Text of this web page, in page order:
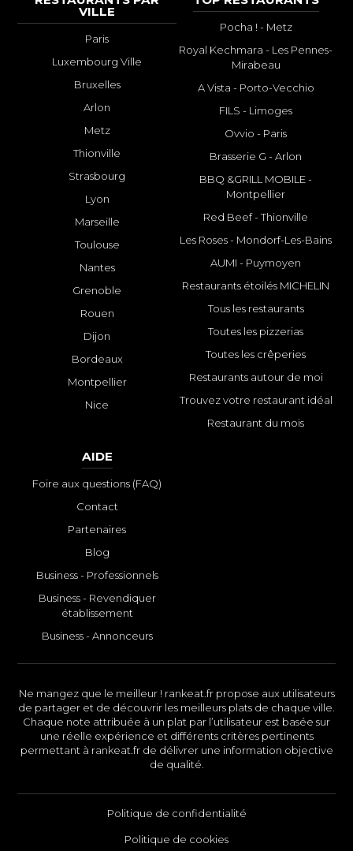
VILLE
Paris
Luxembourg Ville
Bruxelles
Arlon
Metz
Thionville
Strasbourg
Lyon
Marseille
Toulouse
Nantes
Grenoble
Rouen
Dijon
Bordeaux
Montpellier
Nice
Pocha ! - Metz
Royal Kechmara - Les Pennes-
Mirabeau
A Vista - Porto-Vecchio
FILS - Limoges
Ovvio - Paris
Brasserie G - Arlon
BBQ &GRILL MOBILE -
Montpellier
Red Beef - Thionville
Les Roses - Mondorf-Les-Bains
AUMI - Puymoyen
Restaurants étoilés MICHELIN
Tous les restaurants
Toutes les pizzerias
Toutes les crêperies
Restaurants autour de moi
Trouvez votre restaurant idéal
Restaurant du mois
AIDE
Foire aux questions (FAQ)
Contact
Partenaires
Blog
Business - Professionnels
Business - Revendiquer
établissement
Business - Annonceurs
Ne mangez que le meilleur ! rankeat.fr propose aux utilisateurs
de partager et de découvrir les meilleurs plats de chaque ville.
Chaque note attribuée à un plat par l’utilisateur est basée sur
une réelle expérience et différents critères pertinents
permettant à rankeat.fr de délivrer une information objective
de qualité.
Politique de confidentialité
Politique de cookies